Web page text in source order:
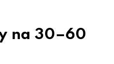
na 30–60